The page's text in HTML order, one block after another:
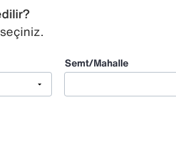
Semt/Mahalle